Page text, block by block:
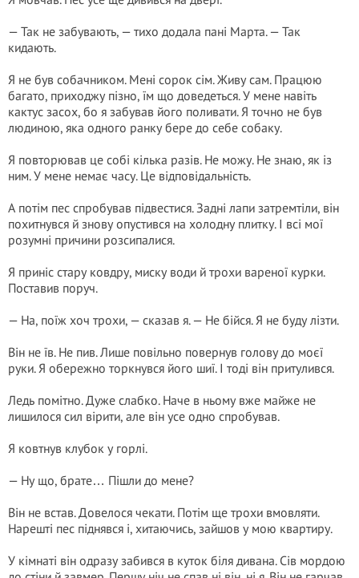
— Так не забувають, — тихо додала пані Марта. — Так
кидають.
Я не був собачником. Мені сорок сім. Живу сам. Працюю
багато, приходжу пізно, їм що доведеться. У мене навіть
кактус засох, бо я забував його поливати. Я точно не був
людиною, яка одного ранку бере до себе собаку.
Я повторював це собі кілька разів. Не можу. Не знаю, як із
ним. У мене немає часу. Це відповідальність.
А потім пес спробував підвестися. Задні лапи затремтіли, він
похитнувся й знову опустився на холодну плитку. І всі мої
розумні причини розсипалися.
Я приніс стару ковдру, миску води й трохи вареної курки.
Поставив поруч.
— На, поїж хоч трохи, — сказав я. — Не бійся. Я не буду лізти.
Він не їв. Не пив. Лише повільно повернув голову до моєї
руки. Я обережно торкнувся його шиї. І тоді він притулився.
Ледь помітно. Дуже слабко. Наче в ньому вже майже не
лишилося сил вірити, але він усе одно спробував.
Я ковтнув клубок у горлі.
— Ну що, брате… Пішли до мене?
Він не встав. Довелося чекати. Потім ще трохи вмовляти.
Нарешті пес піднявся і, хитаючись, зайшов у мою квартиру.
У кімнаті він одразу забився в куток біля дивана. Сів мордою